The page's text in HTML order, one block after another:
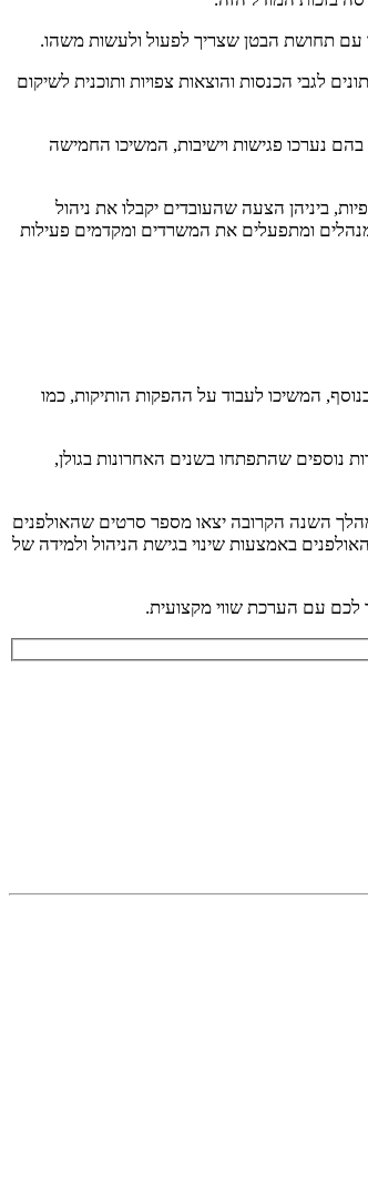
עם תחושת הבטן שצריך לפעול ולעשות משהו.
לגבי הכנסות והוצאות צפויות ותוכנית לשיקום
נערכו פגישות וישיבות, המשיכו החמישה
ביניהן הצעה שהעובדים יקבלו את ניהול
ומתפעלים את המשרדים ומקדמים פעילות
היתר של סדרות מצליחות כמו "טהרן" עבור ערוץ כאן 11 והפקות מדוברות נוספות. בנוסף, המשיכו לעבוד על ההפקות הותיקות, כמו
נוספים שהתפתחו בשנים האחרונות בגולן,
השנה הקרובה יצאו מספר סרטים שהאולפנים
באמצעות שינוי בגישת הניהול ולמידה של
לכם עם הערכת שווי מקצועית.